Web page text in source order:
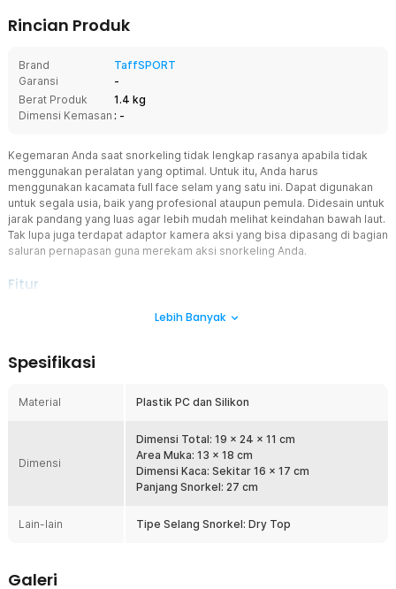
Rincian Produk
Brand
TaffSPORT
Garansi
-
Berat Produk
1.4 kg
Dimensi Kemasan : -
Kegemaran Anda saat snorkeling tidak lengkap rasanya apabila tidak
menggunakan peralatan yang optimal. Untuk itu, Anda harus
menggunakan kacamata full face selam yang satu ini. Dapat digunakan
untuk segala usia, baik yang profesional ataupun pemula. Didesain untuk
jarak pandang yang luas agar lebih mudah melihat keindahan bawah laut.
Tak lupa juga terdapat adaptor kamera aksi yang bisa dipasang di bagian
saluran pernapasan guna merekam aksi snorkeling Anda.
Fitur
Melindungi Seluruh Wajah
Membuat kacamata selam ini sangat ramah untuk digunakan oleh
profesional.
Keuntungan memiliki kacamata snorkeling dari TaffSPORT adalah
memiliki sistem pernapasan bawah laut yang nyaman karena
dilengkapi orbital buoyancy ball, yakni sebuah bola pada bagian
tabung pernapasan yang bekerja untuk mengatur sistem bernapas.
masuk udara guna mencegah masuknya air laut, ketika naik ke
permukaan, bola akan jatuh untuk membuka lubang udara agar bisa
Tak Mudah Berkabut
Lebih Banyak
Spesifikasi
Material Plastik PC dan Silikon
Dimensi
Dimensi Total: 19 x 24 x 11 cm
Area Muka: 13 x 18 cm
Dimensi Kaca: Sekitar 16 x 17 cm
Panjang Snorkel: 27 cm
Lain-lain Tipe Selang Snorkel: Dry Top
Galeri